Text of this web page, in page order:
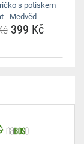
s potiskem
- Medvěd
399 Kč